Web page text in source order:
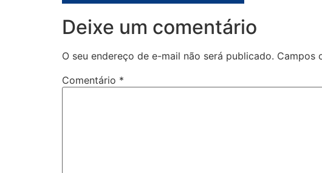
Deixe um comentário
O seu endereço de e-mail não será publicado. Campos
Comentário *